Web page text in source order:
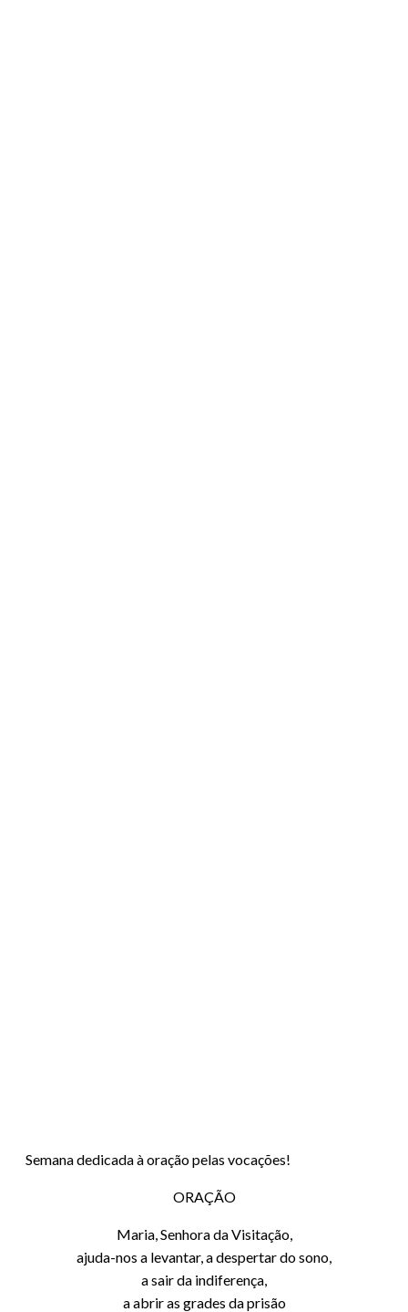
Semana dedicada à oração pelas vocações!
ORAÇÃO
Maria, Senhora da Visitação,
ajuda-nos a levantar, a despertar do sono,
a sair da indiferença,
a abrir as grades da prisão